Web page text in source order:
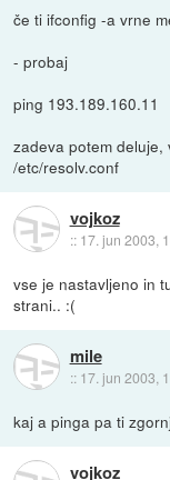
če ti ifconfig -a vrne
- probaj
ping 193.189.160.11
zadeva potem
/etc/resolv.conf
vojkoz
:: 17. jun 2003,
vse je nastavljeno in
strani.. :(
mile
:: 17. jun 2003,
kaj a pinga pa ti
vojkoz